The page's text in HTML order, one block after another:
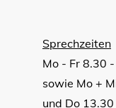
Sprechzeiten
Mo - Fr 8.30
sowie Mo +
und Do